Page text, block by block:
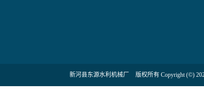
新河县东源水利机械厂 版权所有 Copyright (©)